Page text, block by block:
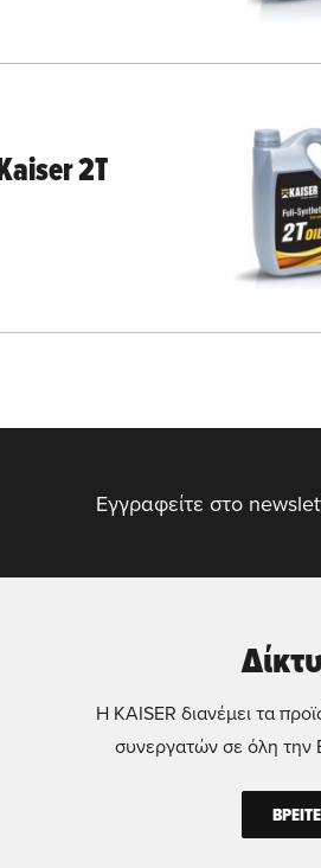
2T
Εγγραφείτε στο
Η KAISER διανέμει τα
συνεργατών σε όλη την